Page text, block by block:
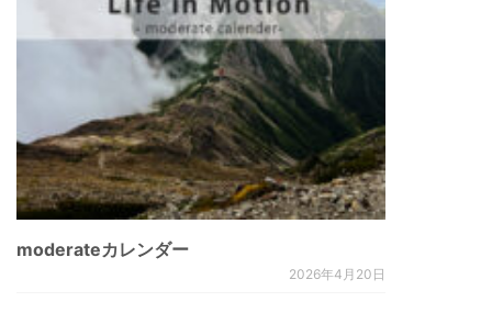
moderateカレンダー
2026年4月20日